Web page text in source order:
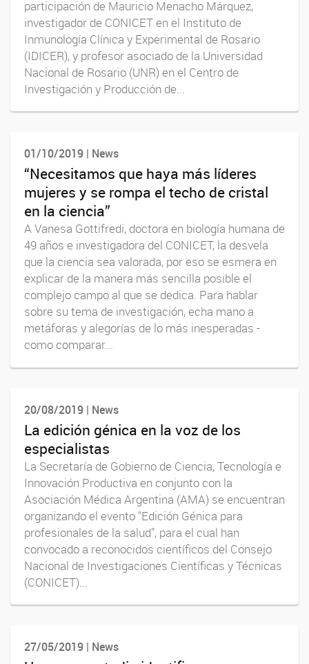
participación de Mauricio Menacho Márquez,
investigador de CONICET en el Instituto de
Inmunología Clínica y Experimental de Rosario
(IDICER), y profesor asociado de la Universidad
Nacional de Rosario (UNR) en el Centro de
Investigación y Producción de...
01/10/2019 | News
“Necesitamos que haya más líderes
mujeres y se rompa el techo de cristal
en la ciencia”
A Vanesa Gottifredi, doctora en biología humana de
49 años e investigadora del CONICET, la desvela
que la ciencia sea valorada, por eso se esmera en
explicar de la manera más sencilla posible el
complejo campo al que se dedica. Para hablar
sobre su tema de investigación, echa mano a
metáforas y alegorías de lo más inesperadas -
como comparar...
20/08/2019 | News
La edición génica en la voz de los
especialistas
La Secretaría de Gobierno de Ciencia, Tecnología e
Innovación Productiva en conjunto con la
Asociación Médica Argentina (AMA) se encuentran
organizando el evento "Edición Génica para
profesionales de la salud”, para el cual han
convocado a reconocidos científicos del Consejo
Nacional de Investigaciones Científicas y Técnicas
(CONICET)...
27/05/2019 | News